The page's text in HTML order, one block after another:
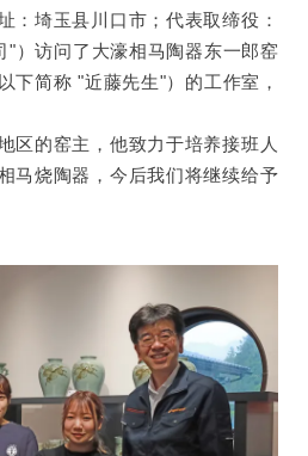
：埼玉县川口市；代表取缔役：
"）访问了大濠相马陶器东一郎窑
下简称 "近藤先生"）的工作室，
区的窑主，他致力于培养接班人
马烧陶器，今后我们将继续给予